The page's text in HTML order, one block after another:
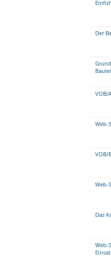
Der
VOB/
Web-
VOB/
Web-
Das
Web-